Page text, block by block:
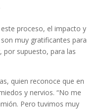
proceso, el impacto y
muy gratificantes para
por supuesto, para las
quien reconoce que en
y nervios. “No me
Pero tuvimos muy